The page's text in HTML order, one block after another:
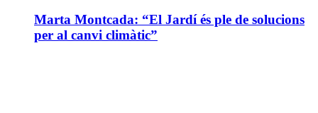
Marta Montcada: “El Jardí és ple de solucions
per al canvi climàtic”